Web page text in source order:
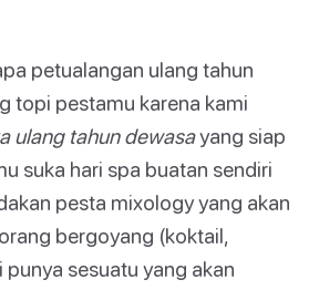
petualangan ulang tahun
topi pestamu karena kami
ulang tahun dewasayang siap
suka hari spa buatan sendiri
pesta mixology yang akan
bergoyang (koktail,
sesuatu yang akan